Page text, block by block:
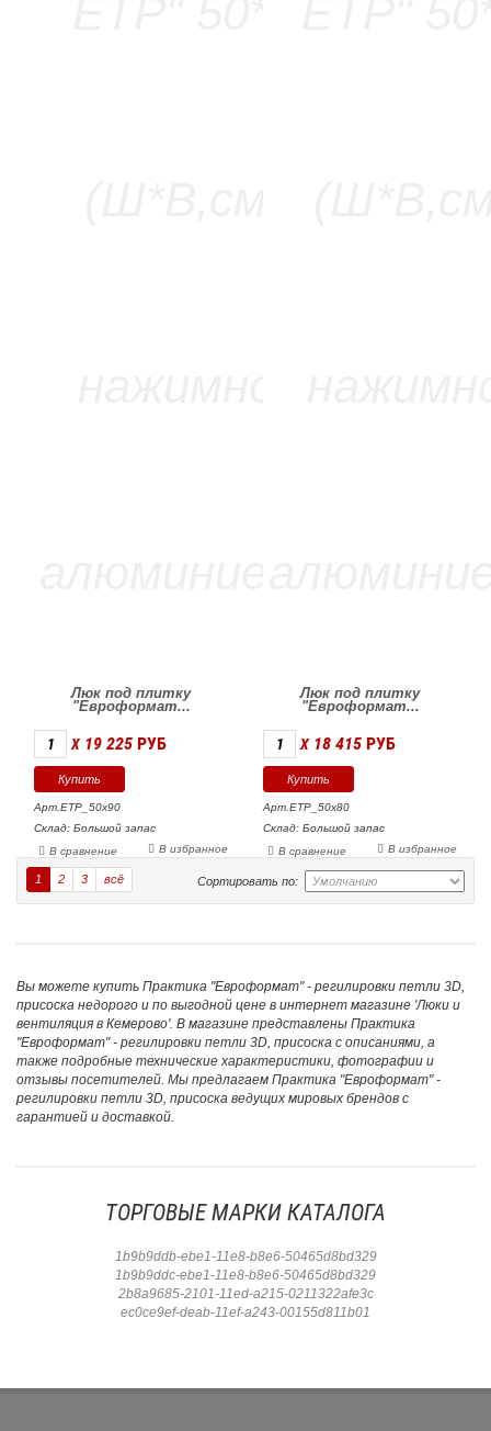
Люк под плитку
"Евроформат...
X 19 225 РУБ
Арт.ЕТР_50х90
Склад: Большой запас
В избранное
В сравнение
Люк под плитку
"Евроформат...
X 18 415 РУБ
Арт.ЕТР_50х80
Склад: Большой запас
В избранное
В сравнение
Сортировать по:
1 2 3 всё
Вы можете купить Практика "Евроформат" - регилировки петли 3D,
присоска недорого и по выгодной цене в интернет магазине 'Люки и
вентиляция в Кемерово'. В магазине представлены Практика
"Евроформат" - регилировки петли 3D, присоска с описаниями, а
также подробные технические характеристики, фотографии и
отзывы посетителей. Мы предлагаем Практика "Евроформат" -
регилировки петли 3D, присоска ведущих мировых брендов с
гарантией и доставкой.
ТОРГОВЫЕ МАРКИ КАТАЛОГА
1b9b9ddb-ebe1-11e8-b8e6-50465d8bd329
1b9b9ddc-ebe1-11e8-b8e6-50465d8bd329
2b8a9685-2101-11ed-a215-0211322afe3c
ec0ce9ef-deab-11ef-a243-00155d811b01